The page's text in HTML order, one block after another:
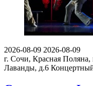
2026-08-09 2026-08-09
г. Сочи, Красная Поляна,
Лаванды, д.6